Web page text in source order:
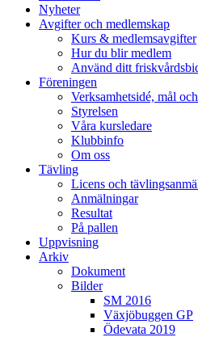
Nyheter
Avgifter och medlemskap
Kurs & medlemsavgifter
Hur du blir medlem
Använd ditt
Föreningen
Verksamhetsidé, mål
Styrelsen
Våra kursledare
Klubbinfo
Om oss
Tävling
Licens och
Anmälningar
Resultat
På pallen
Uppvisning
Arkiv
Dokument
Bilder
SM 2016
Växjöbuggen GP
Ödevata 2019